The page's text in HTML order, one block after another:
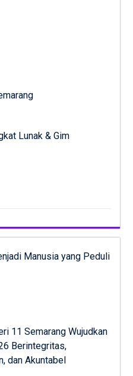
Lunak & Gim
Manusia yang Peduli
11 Semarang Wujudkan
Berintegritas,
dan Akuntabel